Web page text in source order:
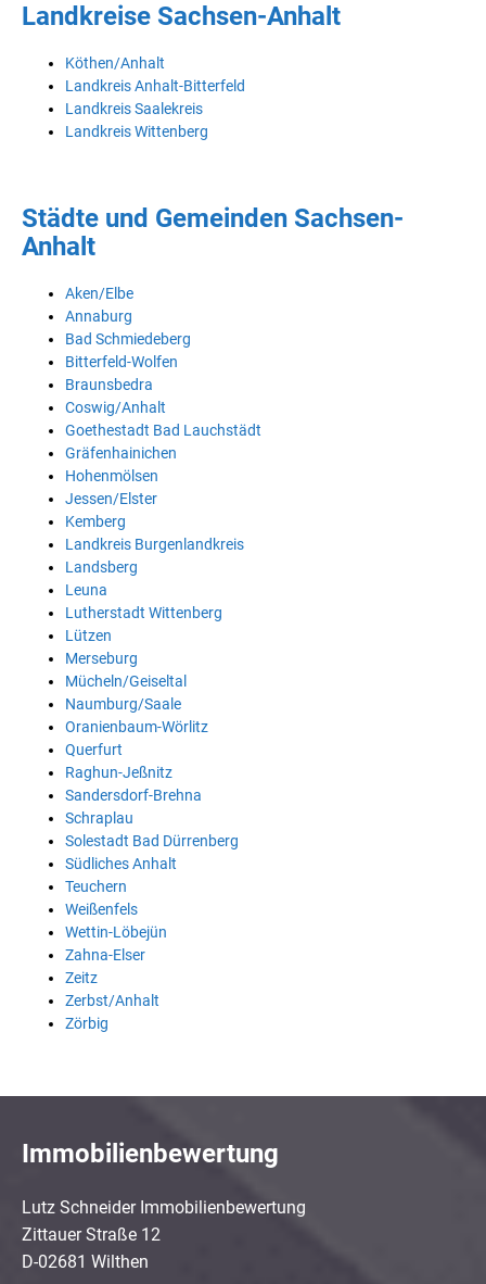
Landkreise Sachsen-Anhalt
Köthen/Anhalt
Landkreis Anhalt-Bitterfeld
Landkreis Saalekreis
Landkreis Wittenberg
Städte und Gemeinden Sachsen-
Anhalt
Aken/Elbe
Annaburg
Bad Schmiedeberg
Bitterfeld-Wolfen
Braunsbedra
Coswig/Anhalt
Goethestadt Bad Lauchstädt
Gräfenhainichen
Hohenmölsen
Jessen/Elster
Kemberg
Landkreis Burgenlandkreis
Landsberg
Leuna
Lutherstadt Wittenberg
Lützen
Merseburg
Mücheln/Geiseltal
Naumburg/Saale
Oranienbaum-Wörlitz
Querfurt
Raghun-Jeßnitz
Sandersdorf-Brehna
Schraplau
Solestadt Bad Dürrenberg
Südliches Anhalt
Teuchern
Weißenfels
Wettin-Löbejün
Zahna-Elser
Zeitz
Zerbst/Anhalt
Zörbig
Immobilienbewertung
Lutz Schneider Immobilienbewertung
Zittauer Straße 12
D-02681 Wilthen